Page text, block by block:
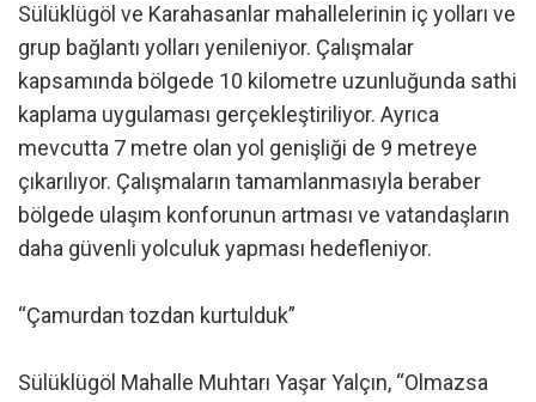
Sülüklügöl ve Karahasanlar mahallelerinin iç yolları ve
grup bağlantı yolları yenileniyor. Çalışmalar
kapsamında bölgede 10 kilometre uzunluğunda sathi
kaplama uygulaması gerçekleştiriliyor. Ayrıca
mevcutta 7 metre olan yol genişliği de 9 metreye
çıkarılıyor. Çalışmaların tamamlanmasıyla beraber
bölgede ulaşım konforunun artması ve vatandaşların
daha güvenli yolculuk yapması hedefleniyor.
“Çamurdan tozdan kurtulduk”
Sülüklügöl Mahalle Muhtarı Yaşar Yalçın, “Olmazsa